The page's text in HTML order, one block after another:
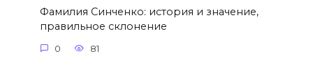
Фамилия Синченко: история и значение,
правильное склонение
0 81